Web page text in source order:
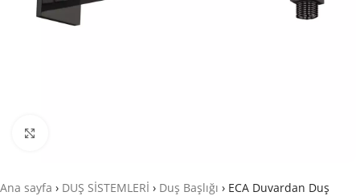
Ana sayfa › DUŞ SİSTEMLERİ › Duş Başlığı › ECA Duvardan Duş